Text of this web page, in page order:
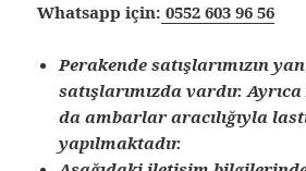
Whatsapp için: 0552 603 96 56
Perakende satışlarımızın
satışlarımızda vardır.
da ambarlar aracılığıyla
yapılmaktadır.